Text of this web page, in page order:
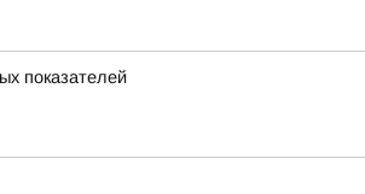
показателей